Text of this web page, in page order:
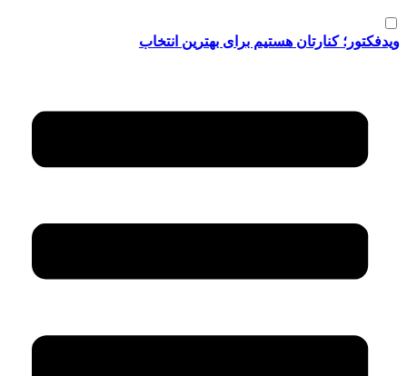
ویدفکتور؛ کنارتان هستیم برای بهترین انتخاب